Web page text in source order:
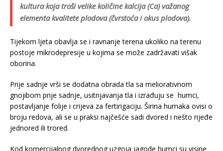
kultura koja troši velike količine kalcija (Ca) važanog
elementa kvalitete plodova (čvrstoća i okus plodova).
Tijekom ljeta obavlja se i ravnanje terena ukoliko na terenu
postoje mikrodepresije u kojima se može zadržavati višak
oborina.
Prije sadnje vrši se dodatna obrada tla sa meliorativnom
gnojibom prije sadnje, usitnjavanja tla i izrađuju se humci,
postavljanje folije i crijeva za fertirigaciju. Širina humaka ovisi o
broju redova, ali se u praksi najčešće sadi dvored i nešto rijeđe
jednored ili trored.
Kod komercijalnog dvorednog uzgoja jagode humci su visine